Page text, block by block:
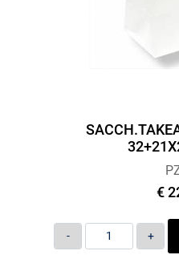
€
Quantità